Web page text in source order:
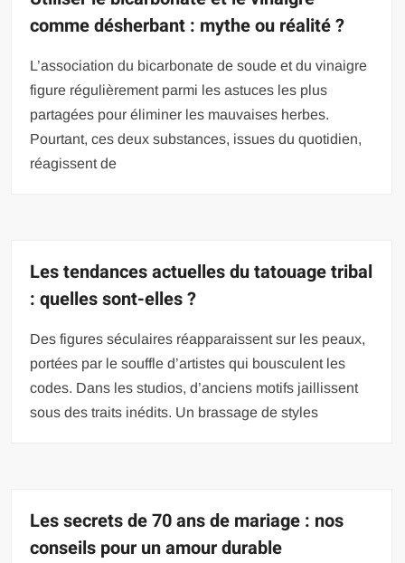
comme désherbant : mythe ou réalité ?
L’association du bicarbonate de soude et du vinaigre
figure régulièrement parmi les astuces les plus
partagées pour éliminer les mauvaises herbes.
Pourtant, ces deux substances, issues du quotidien,
réagissent de
Les tendances actuelles du tatouage tribal
: quelles sont-elles ?
Des figures séculaires réapparaissent sur les peaux,
portées par le souffle d’artistes qui bousculent les
codes. Dans les studios, d’anciens motifs jaillissent
sous des traits inédits. Un brassage de styles
Les secrets de 70 ans de mariage : nos
conseils pour un amour durable